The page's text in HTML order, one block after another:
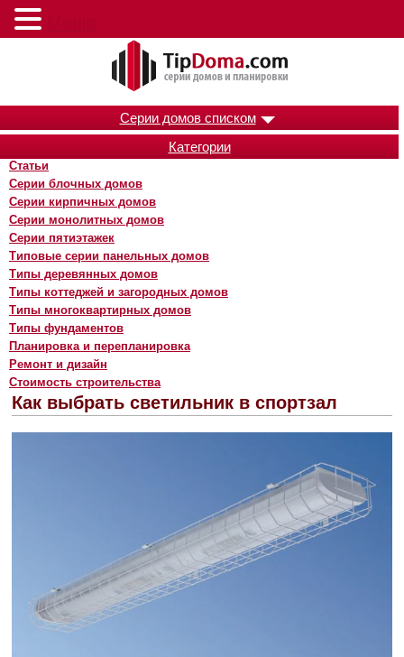
Серии домов списком
Категории
Статьи
Серии блочных домов
Серии кирпичных домов
Серии монолитных домов
Серии пятиэтажек
Типовые серии панельных домов
Типы деревянных домов
Типы коттеджей и загородных домов
Типы многоквартирных домов
Типы фундаментов
Планировка и перепланировка
Ремонт и дизайн
Стоимость строительства
Как выбрать светильник в спортзал